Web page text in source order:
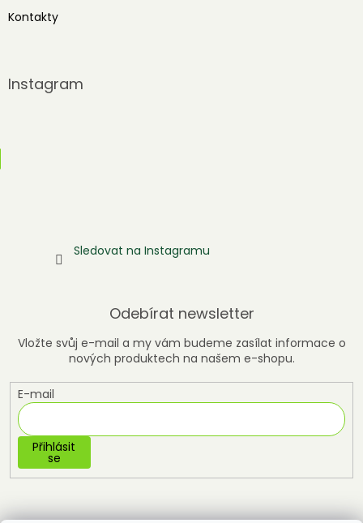
Kontakty
Instagram
Sledovat na Instagramu
Odebírat newsletter
Vložte svůj e-mail a my vám budeme zasílat informace o
nových produktech na našem e-shopu.
E-mail
Přihlásit
se